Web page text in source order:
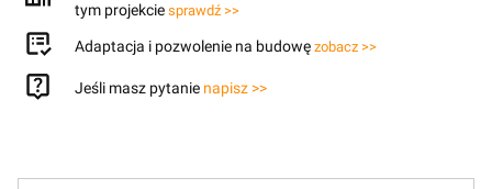
tym projekcie sprawdź >>
Adaptacja i pozwolenie na budowę zobacz >>
Jeśli masz pytanie napisz >>